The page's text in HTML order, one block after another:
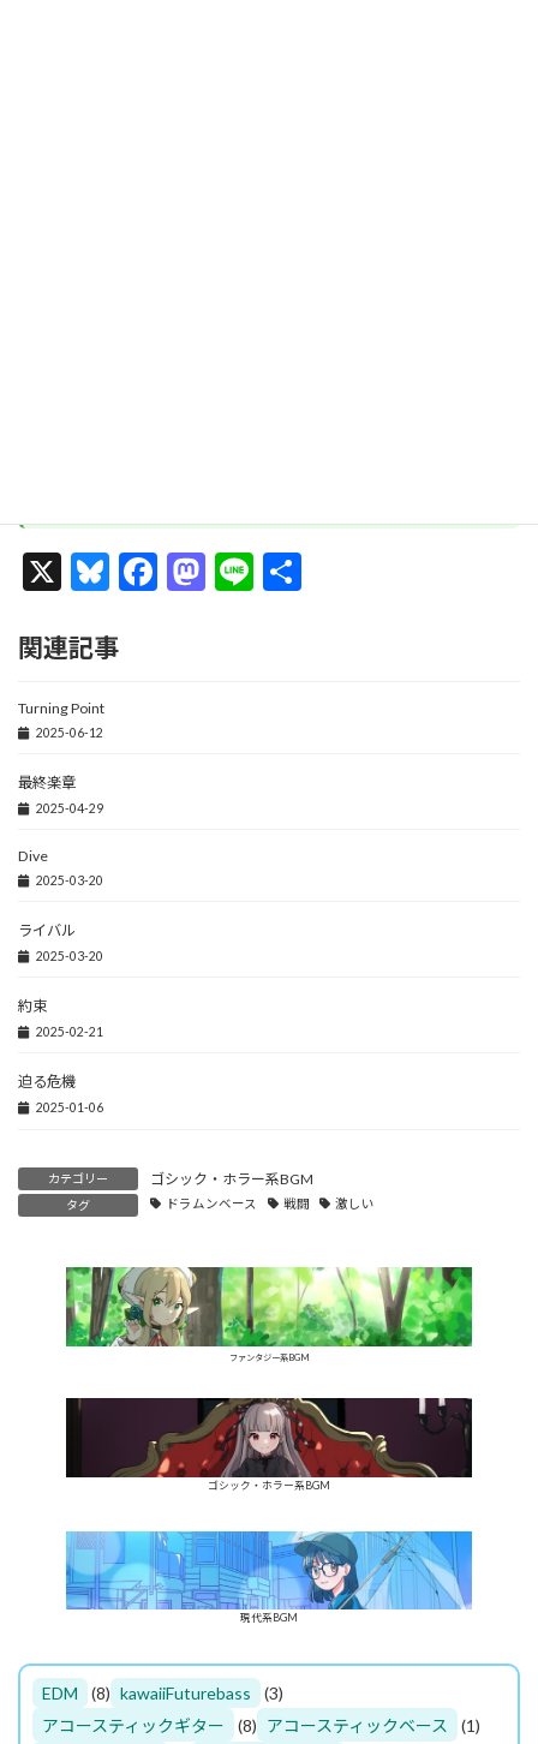
X
Bl
es
F
M Li
関連記事
Turning Point
2025-06-12
最終楽章
2025-04-29
Dive
2025-03-20
ライバル
2025-03-20
約束
2025-02-21
迫る危機
2025-01-06
カテゴリー ゴシック・ホラー系BGM
タグ ドラムンベース 戦闘 激しい
ファンタジー系BGM
ゴシック・ホラー系BGM
現代系BGM
EDM (8) kawaiiFuturebass
(3)
アコースティックギター
(8) アコースティックベース
(1)